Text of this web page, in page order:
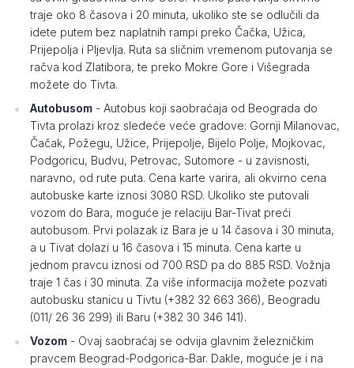
traje oko 8 časova i 20 minuta, ukoliko ste se odlučili da
idete putem bez naplatnih rampi preko Čačka, Užica,
Prijepolja i Pljevlja. Ruta sa sličnim vremenom putovanja se
račva kod Zlatibora, te preko Mokre Gore i Višegrada
možete do Tivta.
Autobusom - Autobus koji saobraćaja od Beograda do
Tivta prolazi kroz sledeće veće gradove: Gornji Milanovac,
Čačak, Požegu, Užice, Prijepolje, Bijelo Polje, Mojkovac,
Podgoricu, Budvu, Petrovac, Sutomore - u zavisnosti,
naravno, od rute puta. Cena karte varira, ali okvirno cena
autobuske karte iznosi 3080 RSD. Ukoliko ste putovali
vozom do Bara, moguće je relaciju Bar-Tivat preći
autobusom. Prvi polazak iz Bara je u 14 časova i 30 minuta,
a u Tivat dolazi u 16 časova i 15 minuta. Cena karte u
jednom pravcu iznosi od 700 RSD pa do 885 RSD. Vožnja
traje 1 čas i 30 minuta. Za više informacija možete pozvati
autobusku stanicu u Tivtu (+382 32 663 366), Beogradu
(011/ 26 36 299) ili Baru (+382 30 346 141).
Vozom - Ovaj saobraćaj se odvija glavnim železničkim
pravcem Beograd-Podgorica-Bar. Dakle, moguće je i na